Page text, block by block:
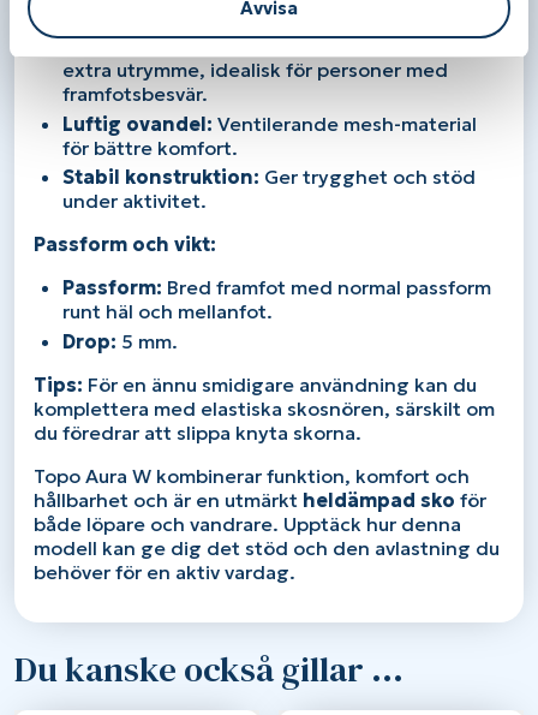
Avvisa
känsla för både promenad och löpning.
Bred framfot:Anatomisk utformning som ger
extra utrymme, idealisk för personer med
framfotsbesvär.
Luftig ovandel: Ventilerande mesh-material
för bättre komfort.
Stabil konstruktion: Ger trygghet och stöd
under aktivitet.
Passform och vikt:
Passform: Bred framfot med normal passform
runt häl och mellanfot.
Drop: 5 mm.
Tips: För en ännu smidigare användning kan du
komplettera med elastiska skosnören, särskilt om
du föredrar att slippa knyta skorna.
Topo Aura W kombinerar funktion, komfort och
hållbarhet och är en utmärkt heldämpad sko för
både löpare och vandrare. Upptäck hur denna
modell kan ge dig det stöd och den avlastning du
behöver för en aktiv vardag.
Du kanske också gillar …